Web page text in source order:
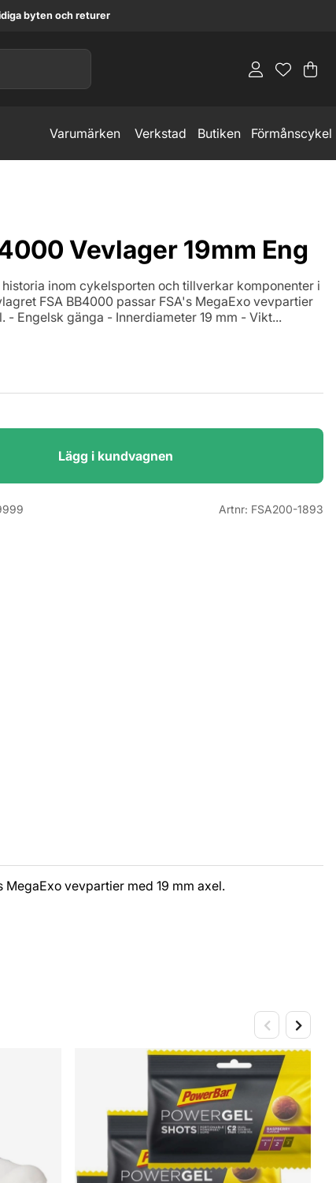
byten och returer
.
Varumärken Verkstad Butiken Förmånscykel
Vevlager 19mm Eng
historia inom cykelsporten och tillverkar komponenter i
FSA BB4000 passar FSA's MegaExo vevpartier
- Engelsk gänga - Innerdiameter 19 mm - Vikt...
Lägg i kundvagnen
Artnr: FSA200-1893
vevpartier med 19 mm axel.